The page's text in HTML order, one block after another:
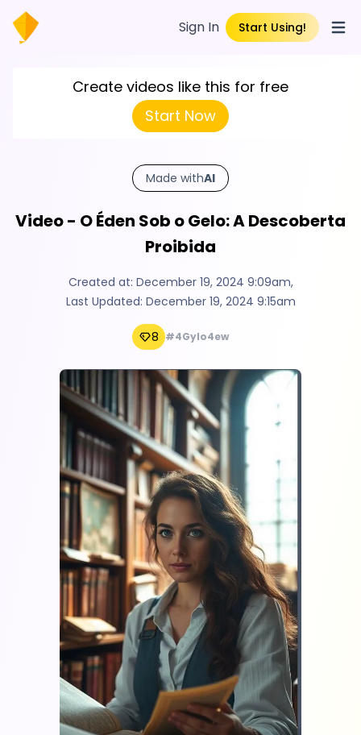
Sign In Start Using!
Create videos like this for free
Start Now
Made withAI
Video - O Éden Sob o Gelo: A Descoberta
Proibida
Created at: December 19, 2024 9:09am,
Last Updated: December 19, 2024 9:15am
8 #4GyIo4ew